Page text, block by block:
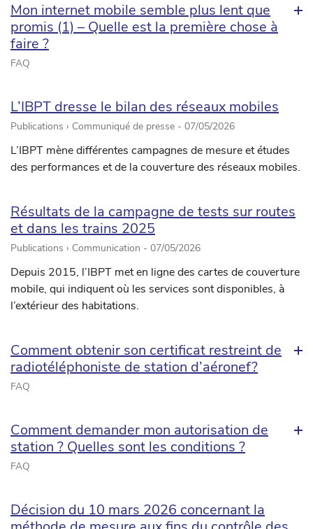
Mon internet mobile semble plus lent que
promis (1) – Quelle est la première chose à
faire ?
FAQ
L’IBPT dresse le bilan des réseaux mobiles
Publications › Communiqué de presse - 07/05/2026
L’IBPT mène différentes campagnes de mesure et études
des performances et de la couverture des réseaux mobiles.
Résultats de la campagne de tests sur routes
et dans les trains 2025
Publications › Communication - 07/05/2026
Depuis 2015, l’IBPT met en ligne des cartes de couverture
mobile, qui indiquent où les services sont disponibles, à
l’extérieur des habitations.
Comment obtenir son certificat restreint de
radiotéléphoniste de station d’aéronef?
FAQ
Comment demander mon autorisation de
station ? Quelles sont les conditions ?
FAQ
Décision du 10 mars 2026 concernant la